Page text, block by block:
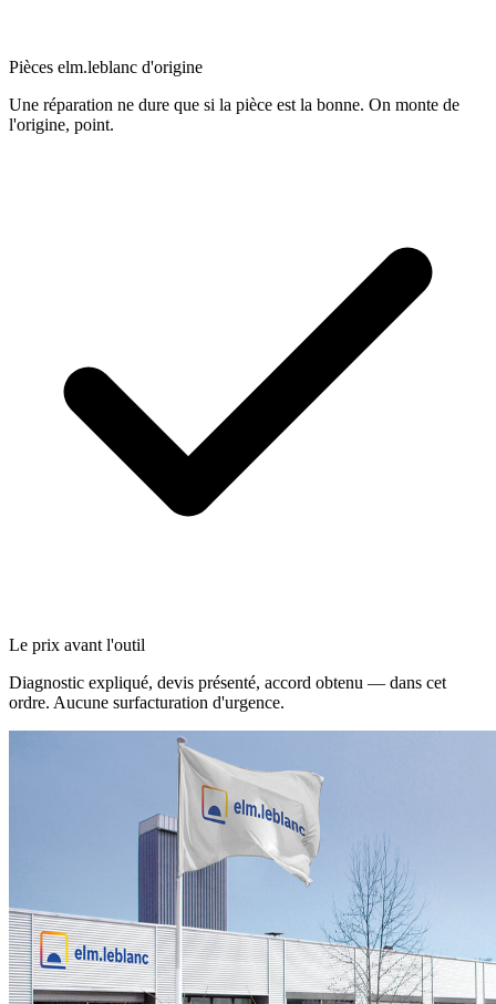
Pièces elm.leblanc d'origine
Une réparation ne dure que si la pièce est la bonne. On monte de
l'origine, point.
Le prix avant l'outil
Diagnostic expliqué, devis présenté, accord obtenu — dans cet
ordre. Aucune surfacturation d'urgence.